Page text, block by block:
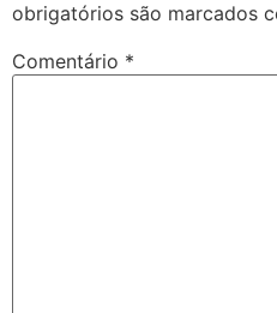
obrigatórios são marcados
Comentário *